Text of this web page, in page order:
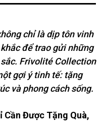
chỉ là dịp tôn vinh
để trao gửi những
Frivolité Collection
gợi ý tinh tế: tặng
và phong cách sống.
Cần Được Tặng Quà,